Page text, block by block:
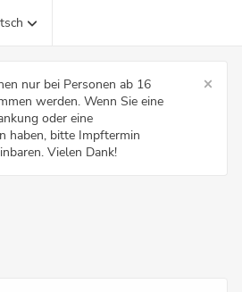
nur bei Personen ab 16
werden. Wenn Sie eine
oder eine
haben, bitte Impftermin
Vielen Dank!